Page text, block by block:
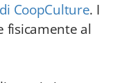
CoopCulture. I
fisicamente al